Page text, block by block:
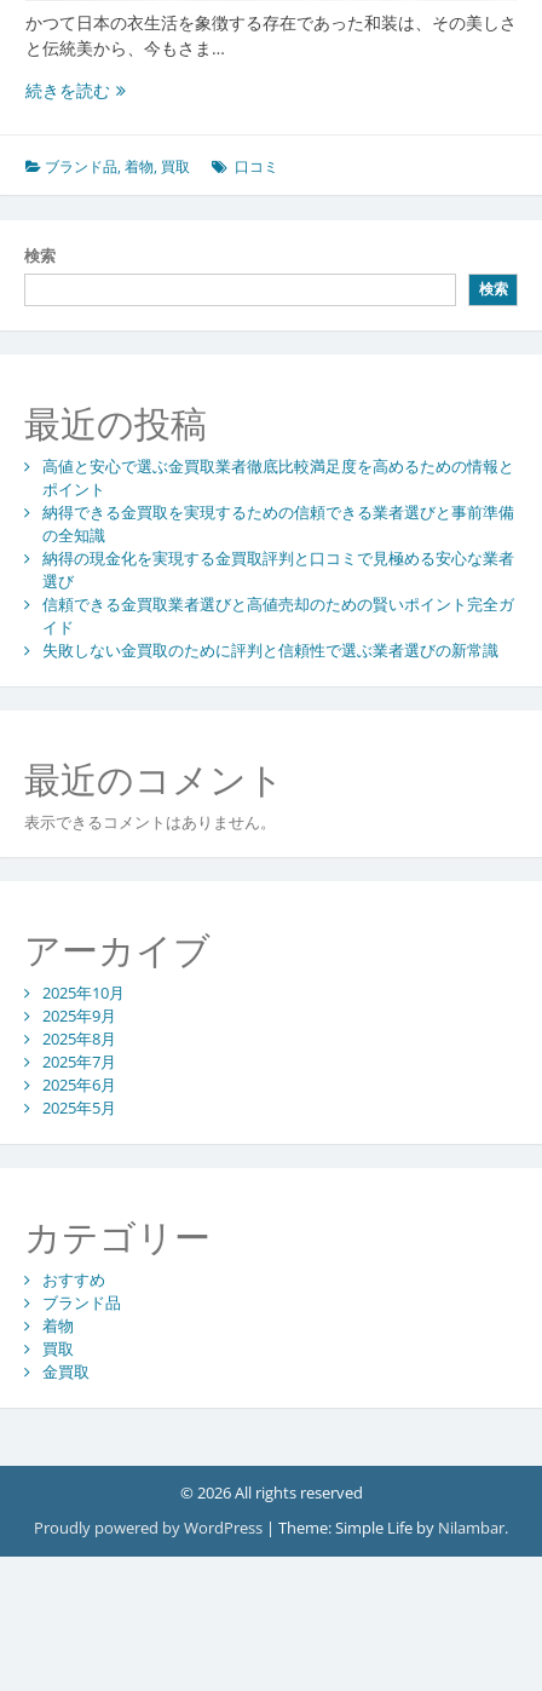
発
見
かつて日本の衣生活を象徴する存在であった和装は、その美しさ
と伝統美から、今もさま…
続きを読む着
思
い
和
装
買
利
用
者
の
コ
信
頼
の
物
ブランド品,着物, 買取 口コミ
検索
検索
最近の投稿
高値と安心で選ぶ金買取業者徹底比較満足度を高めるための情報と
ポイント
納得できる金買取を実現するための信頼できる業者選びと事前準備
の全知識
納得の現金化を実現する金買取評判と口コミで見極める安心な業者
選び
信頼できる金買取業者選びと高値売却のための賢いポイント完全ガ
イド
失敗しない金買取のために評判と信頼性で選ぶ業者選びの新常識
最近のコメント
表示できるコメントはありません。
アーカイブ
2025年10月
2025年9月
2025年8月
2025年7月
2025年6月
2025年5月
カテゴリー
おすすめ
ブランド品
着物
買取
金買取
© 2026 All rights reserved
Proudly powered by WordPress | Theme: Simple Life by Nilambar.